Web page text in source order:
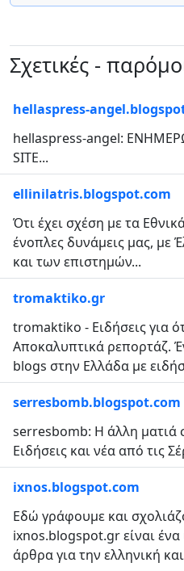
Σχετικές -
hellaspress-
hellaspress-angel:
SITE...
ellinilatris.blogspot.com
Ότι έχει σχέση με τα
ένοπλες δυνάμεις μας, με
και των επιστημών...
tromaktiko.gr
tromaktiko - Ειδήσεις για
Αποκαλυπτικά ρεπορτάζ.
blogs στην Ελλάδα με
serresbomb.blogspot.com
serresbomb: Η άλλη ματιά
Ειδήσεις και νέα από τις
ixnos.blogspot.com
Εδώ γράφουμε και
ixnos.blogspot.gr είναι ένα
άρθρα για την ελληνική